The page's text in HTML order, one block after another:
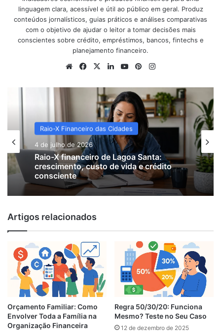
linguagem clara, acessível e útil ao público em geral. Produz
conteúdos jornalísticos, guias práticos e análises comparativas
com o objetivo de ajudar o leitor a tomar decisões mais
conscientes sobre crédito, empréstimos, bancos, fintechs e
planejamento financeiro.
WebsiteFacebook
X LinkedinYouTubePinterest
Raio-X Financeiro das Cidades
4 de julho de 2026
Raio-X financeiro de Lagoa Santa:
crescimento, custo de vida e crédito
consciente
Dicionário Financeiro
2 de julho de 2026
Artigos relacionados
Orçamento Familiar: Como
Envolver Toda a Família na
Organização Financeira
Regra 50/30/20: Funciona
Mesmo? Teste no Seu Caso
12 de dezembro de 2025